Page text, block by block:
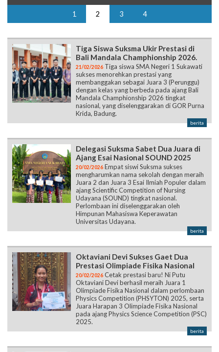
1 2 3 4
Tiga Siswa Suksma Ukir Prestasi di
Bali Mandala Champhionship 2026.
21/02/2026 Tiga siswa SMA Negeri 1 Sukawati
sukses menorehkan prestasi yang
membanggakan sebagai Juara 3 (Perunggu)
dengan kelas yang berbeda pada ajang Bali
Mandala Champhionship 2026 tingkat
nasional, yang diselenggarakan di GOR Purna
Krida, Badung.
berita
Delegasi Suksma Sabet Dua Juara di
Ajang Esai Nasional SOUND 2025
20/02/2026 Empat siswi Suksma sukses
mengharumkan nama sekolah dengan meraih
Juara 2 dan Juara 3 Esai Ilmiah Populer dalam
ajang Scientific Competition of Nursing
Udayana (SOUND) tingkat nasional.
Perlombaan ini diselenggarakan oleh
Himpunan Mahasiswa Keperawatan
Universitas Udayana.
berita
Oktaviani Devi Sukses Gaet Dua
Prestasi Olimpiade Fisika Nasional
20/02/2026 Cetak prestasi baru! Ni Putu
Oktaviani Devi berhasil meraih Juara 1
Olimpiade Fisika Nasional dalam perlombaan
Physics Competition (PHSYTON) 2025, serta
Juara Harapan 3 Olimpiade Fisika Nasional
pada ajang Physics Science Competition (PSC)
2025.
berita